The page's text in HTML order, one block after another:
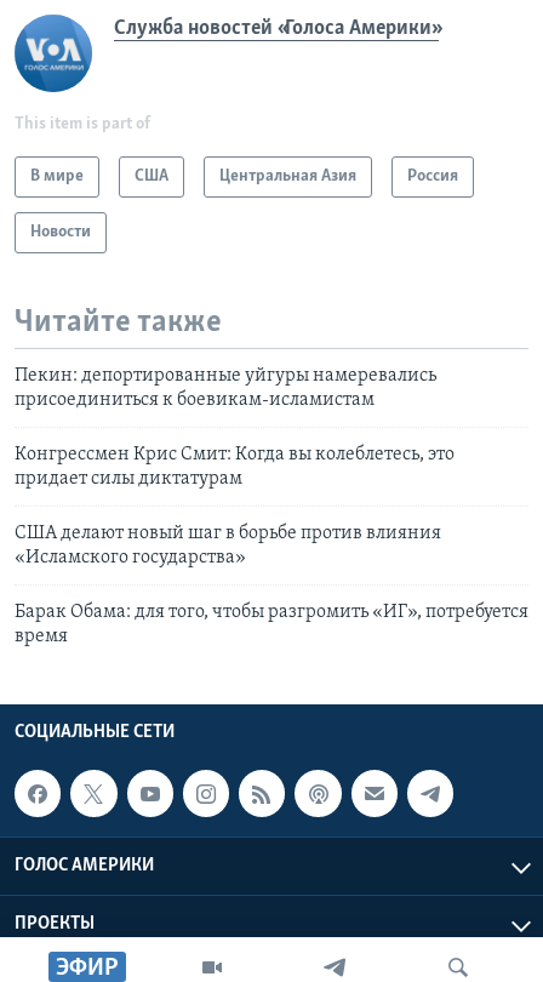
ЭФИР
Служба новостей «Голоса Америки»
This item is part of
В мире США Центральная Азия Россия
Новости
Читайте также
Пекин: депортированные уйгуры намеревались
присоединиться к боевикам-исламистам
Конгрессмен Крис Смит: Когда вы колеблетесь, это
придает силы диктатурам
США делают новый шаг в борьбе против влияния
«Исламского государства»
Барак Обама: для того, чтобы разгромить «ИГ», потребуется
время
СОЦИАЛЬНЫЕ СЕТИ
ГОЛОС АМЕРИКИ
ПРОЕКТЫ